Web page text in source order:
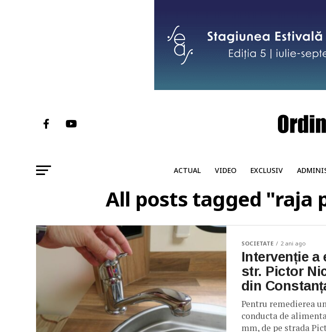
ACTUAL VIDEO EXCLUSIV
All posts tagged "raja
SOCIETATE 2 ani ago
Intervenție a
str. Pictor
din
Pentru remedierea
conducta de
mm, de pe strada